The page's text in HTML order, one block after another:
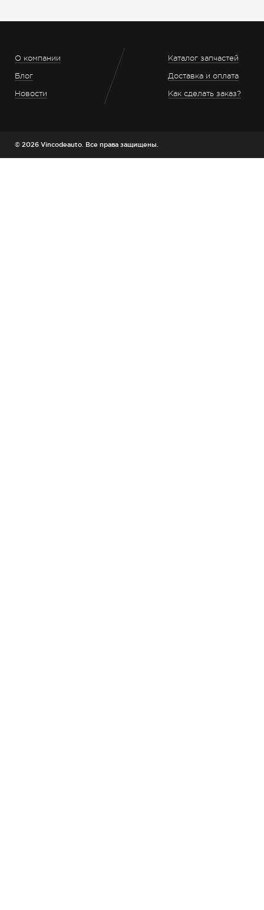
О компании
Блог
Новости
Каталог запчастей
Доставка и оплата
Как сделать заказ?
© 2026 Vincodeauto. Все права защищены.